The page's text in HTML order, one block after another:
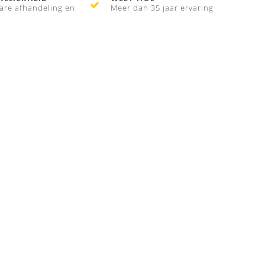
afhandeling en
Meer dan 35 jaar ervaring